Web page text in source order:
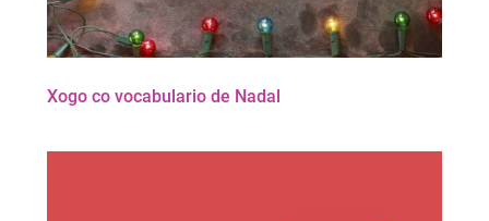
Xogo co vocabulario de Nadal